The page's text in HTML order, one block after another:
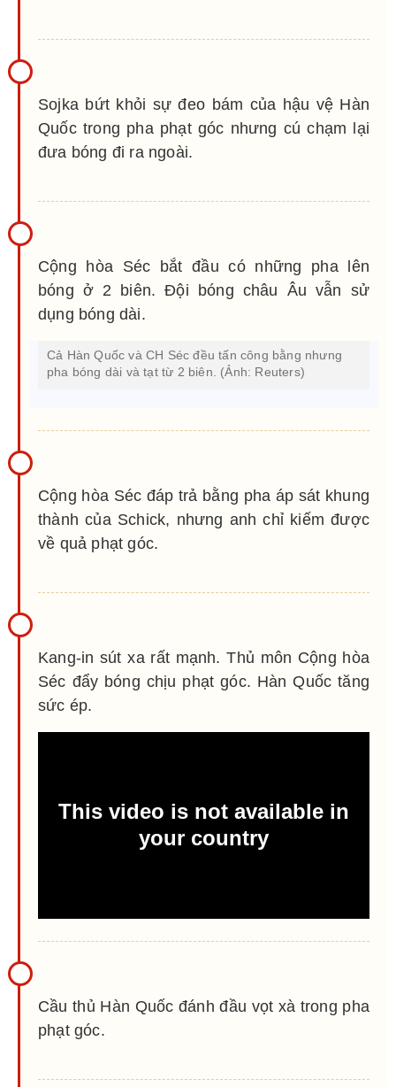
Sojka bứt khỏi sự đeo bám của hậu vệ Hàn
Quốc trong pha phạt góc nhưng cú chạm lại
đưa bóng đi ra ngoài.
Cộng hòa Séc bắt đầu có những pha lên
bóng ở 2 biên. Đội bóng châu Âu vẫn sử
dụng bóng dài.
Cả Hàn Quốc và CH Séc đều tấn công bằng nhưng
pha bóng dài và tạt từ 2 biên. (Ảnh: Reuters)
Cộng hòa Séc đáp trả bằng pha áp sát khung
thành của Schick, nhưng anh chỉ kiếm được
về quả phạt góc.
Kang-in sút xa rất mạnh. Thủ môn Cộng hòa
Séc đẩy bóng chịu phạt góc. Hàn Quốc tăng
sức ép.
Cầu thủ Hàn Quốc đánh đầu vọt xà trong pha
phạt góc.